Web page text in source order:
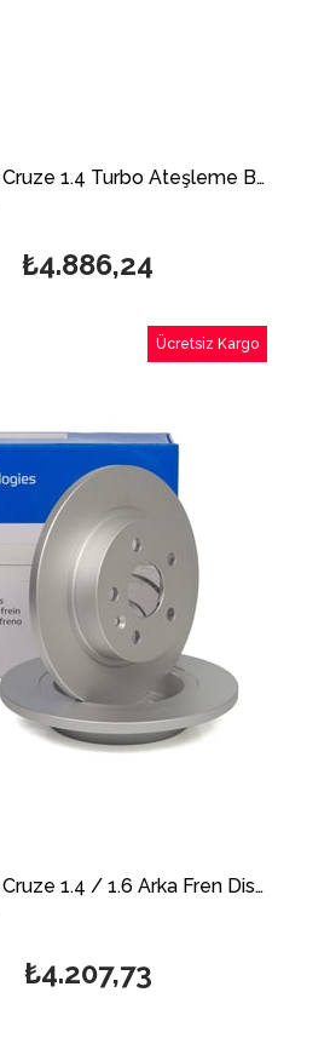
Chevrolet Cruze 1.4 Turbo Ateşleme Bobini DELPHİ
₺4.886,24
Chevrolet Cruze 1.4 / 1.6 Arka Fren Disk Takımı 268mm DELPHİ
₺4.207,73
Ücretsiz Kargo